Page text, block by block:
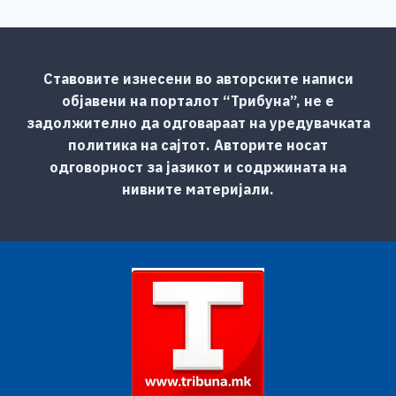
Ставовите изнесени во авторските написи
објавени на порталот “Трибуна”, не е
задолжително да одговараат на уредувачката
политика на сајтот. Авторите носат
одговорност за јазикот и содржината на
нивните материјали.